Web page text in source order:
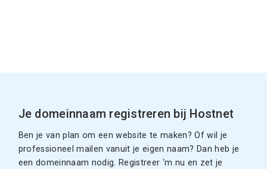
Je domeinnaam registreren bij Hostnet
Ben je van plan om een website te maken? Of wil je
professioneel mailen vanuit je eigen naam? Dan heb je
een domeinnaam nodig. Registreer ‘m nu en zet je